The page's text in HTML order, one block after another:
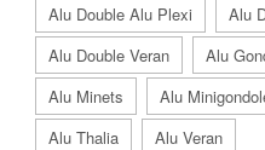
Alu Double Alu Plexi
Alu
Alu Double Veran
Alu
Alu Minets
Alu
Alu Thalia
Alu Veran